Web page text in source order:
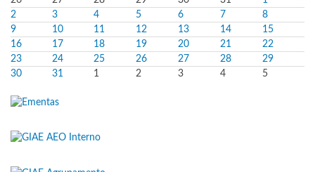
2
3 4 5 6 7
8
9
10 11 12 13 14
15
16
17 18 19 20 21
22
23
24 25 26 27 28
29
30
31 1 2 3 4 5